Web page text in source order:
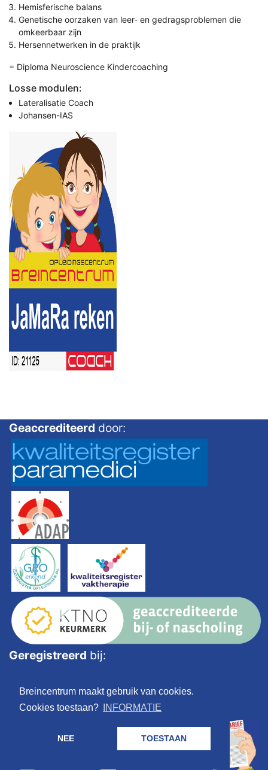
Breincentrum maakt gebruik van cookies.
Cookies toestaan?
INFORMATIE
NEE TOESTAAN
Hemisferische balans
Genetische oorzaken van leer- en gedragsproblemen die
omkeerbaar zijn
Hersennetwerken in de praktijk
= Diploma Neuroscience Kindercoaching
Losse modulen:
Lateralisatie Coach
Johansen-IAS
Geaccrediteerd door:
Geregistreerd bij: